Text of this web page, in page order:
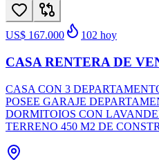
US$ 167.000 102 hoy
CASA RENTERA DE
CASA CON 3
POSEE GARAJE
DORMITOIOS CON
TERRENO 450 M2 DE